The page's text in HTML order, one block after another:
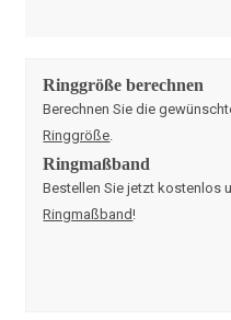
Ringgröße berechnen
Berechnen Sie die
Ringgröße
Ringmaßband
Bestellen Sie jetzt kostenlos
Ringmaßband!